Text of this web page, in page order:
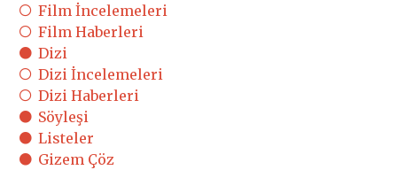
Film İncelemeleri
Film Haberleri
Dizi
Dizi İncelemeleri
Dizi Haberleri
Söyleşi
Listeler
Gizem Çöz